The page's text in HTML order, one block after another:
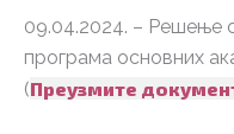
09.04.2024. – Решење
програма основних
(Преузмите